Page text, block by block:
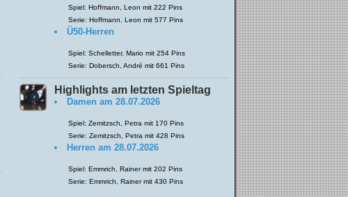
Spiel: Hoffmann, Leon mit 222 Pins
Serie: Hoffmann, Leon mit 577 Pins
Ü50-Herren
Spiel: Schelletter, Mario mit 254 Pins
Serie: Dobersch, André mit 661 Pins
Highlights am letzten Spieltag
Damen am 28.07.2026
Spiel: Zemitzsch, Petra mit 170 Pins
Serie: Zemitzsch, Petra mit 428 Pins
Herren am 28.07.2026
Spiel: Emmrich, Rainermit 202 Pins
Serie: Emmrich, Rainermit 430 Pins